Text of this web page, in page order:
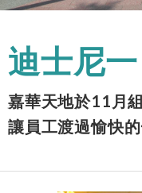
迪士尼
嘉華天地於11月
讓員工渡過愉快的